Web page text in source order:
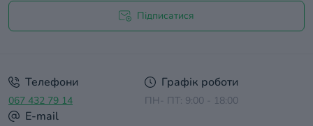
Підписатися
Телефони
067 432 79 14
Графік роботи
ПН- ПТ: 9:00 - 18:00
E-mail